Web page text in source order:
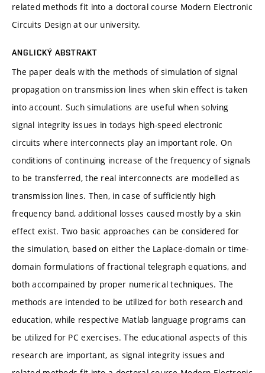
related methods fit into a doctoral course Modern Electronic
Circuits Design at our university.
ANGLICKÝ ABSTRAKT
The paper deals with the methods of simulation of signal
propagation on transmission lines when skin effect is taken
into account. Such simulations are useful when solving
signal integrity issues in todays high-speed electronic
circuits where interconnects play an important role. On
conditions of continuing increase of the frequency of signals
to be transferred, the real interconnects are modelled as
transmission lines. Then, in case of sufficiently high
frequency band, additional losses caused mostly by a skin
effect exist. Two basic approaches can be considered for
the simulation, based on either the Laplace-domain or time-
domain formulations of fractional telegraph equations, and
both accompained by proper numerical techniques. The
methods are intended to be utilized for both research and
education, while respective Matlab language programs can
be utilized for PC exercises. The educational aspects of this
research are important, as signal integrity issues and